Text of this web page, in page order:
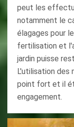
peut les
notamment le
élagages pour
fertilisation et
jardin puisse
L'utilisation des
point fort et il
engagement.